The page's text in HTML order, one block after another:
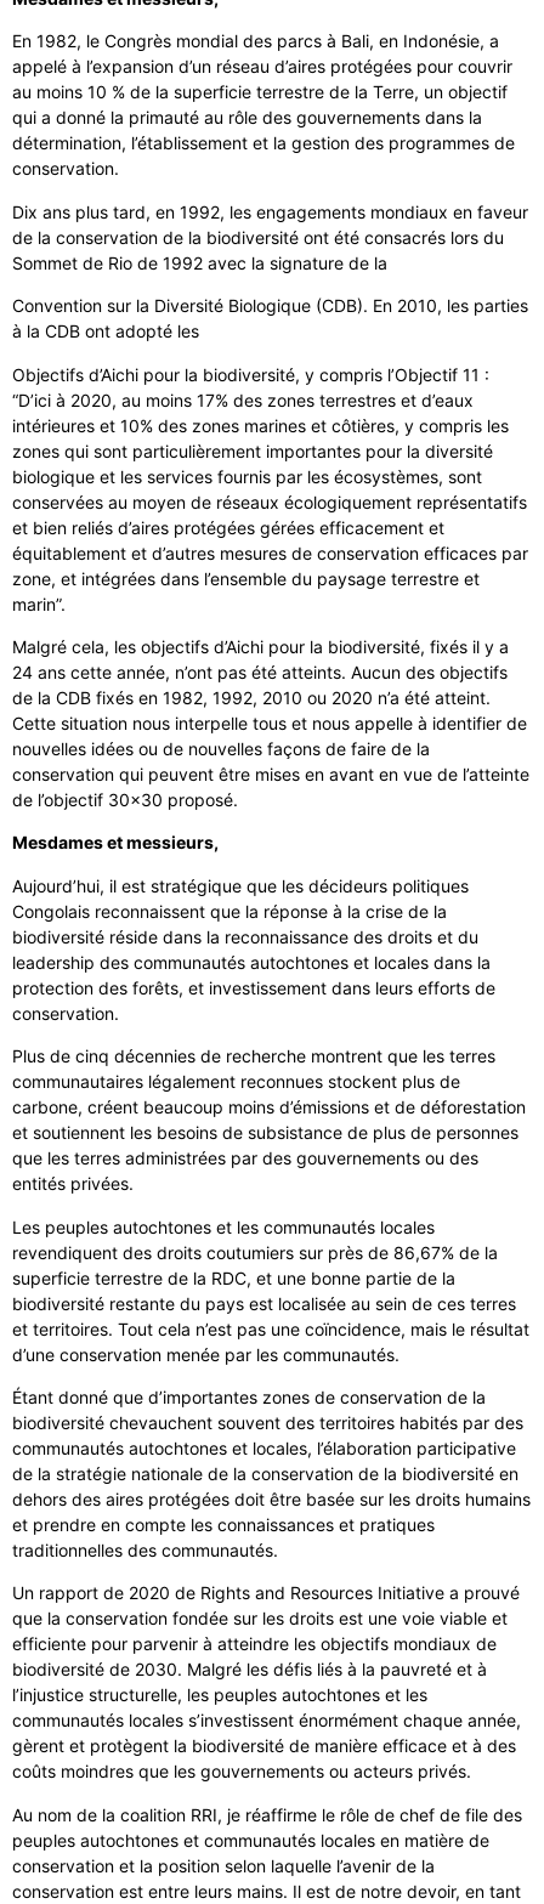
En 1982, le Congrès mondial des parcs à Bali, en Indonésie, a
appelé à l’expansion d’un réseau d’aires protégées pour couvrir
au moins 10 % de la superficie terrestre de la Terre, un objectif
qui a donné la primauté au rôle des gouvernements dans la
détermination, l’établissement et la gestion des programmes de
conservation.
Dix ans plus tard, en 1992, les engagements mondiaux en faveur
de la conservation de la biodiversité ont été consacrés lors du
Sommet de Rio de 1992 avec la signature de la
Convention sur la Diversité Biologique (CDB). En 2010, les parties
à la CDB ont adopté les
Objectifs d’Aichi pour la biodiversité, y compris l’Objectif 11 :
“D’ici à 2020, au moins 17% des zones terrestres et d’eaux
intérieures et 10% des zones marines et côtières, y compris les
zones qui sont particulièrement importantes pour la diversité
biologique et les services fournis par les écosystèmes, sont
conservées au moyen de réseaux écologiquement représentatifs
et bien reliés d’aires protégées gérées efficacement et
équitablement et d’autres mesures de conservation efficaces par
zone, et intégrées dans l’ensemble du paysage terrestre et
marin”.
Malgré cela, les objectifs d’Aichi pour la biodiversité, fixés il y a
24 ans cette année, n’ont pas été atteints. Aucun des objectifs
de la CDB fixés en 1982, 1992, 2010 ou 2020 n’a été atteint.
Cette situation nous interpelle tous et nous appelle à identifier de
nouvelles idées ou de nouvelles façons de faire de la
conservation qui peuvent être mises en avant en vue de l’atteinte
de l’objectif 30×30 proposé.
Mesdames et messieurs,
Aujourd’hui, il est stratégique que les décideurs politiques
Congolais reconnaissent que la réponse à la crise de la
biodiversité réside dans la reconnaissance des droits et du
leadership des communautés autochtones et locales dans la
protection des forêts, et investissement dans leurs efforts de
conservation.
Plus de cinq décennies de recherche montrent que les terres
communautaires légalement reconnues stockent plus de
carbone, créent beaucoup moins d’émissions et de déforestation
et soutiennent les besoins de subsistance de plus de personnes
que les terres administrées par des gouvernements ou des
entités privées.
Les peuples autochtones et les communautés locales
revendiquent des droits coutumiers sur près de 86,67% de la
superficie terrestre de la RDC, et une bonne partie de la
biodiversité restante du pays est localisée au sein de ces terres
et territoires. Tout cela n’est pas une coïncidence, mais le résultat
d’une conservation menée par les communautés.
Étant donné que d’importantes zones de conservation de la
biodiversité chevauchent souvent des territoires habités par des
communautés autochtones et locales, l’élaboration participative
de la stratégie nationale de la conservation de la biodiversité en
dehors des aires protégées doit être basée sur les droits humains
et prendre en compte les connaissances et pratiques
traditionnelles des communautés.
Un rapport de 2020 de Rights and Resources Initiative a prouvé
que la conservation fondée sur les droits est une voie viable et
efficiente pour parvenir à atteindre les objectifs mondiaux de
biodiversité de 2030. Malgré les défis liés à la pauvreté et à
l’injustice structurelle, les peuples autochtones et les
communautés locales s’investissent énormément chaque année,
gèrent et protègent la biodiversité de manière efficace et à des
coûts moindres que les gouvernements ou acteurs privés.
Au nom de la coalition RRI, je réaffirme le rôle de chef de file des
peuples autochtones et communautés locales en matière de
conservation et la position selon laquelle l’avenir de la
conservation est entre leurs mains. Il est de notre devoir, en tant